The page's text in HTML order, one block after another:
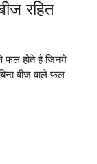
रहित
फल होते है जिनमे
बीज वाले फल